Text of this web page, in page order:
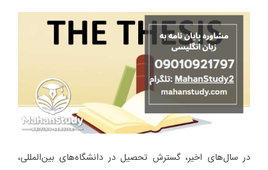
در سال‌های اخیر، گسترش تحصیل در دانشگاه‌های بین‌المللی،